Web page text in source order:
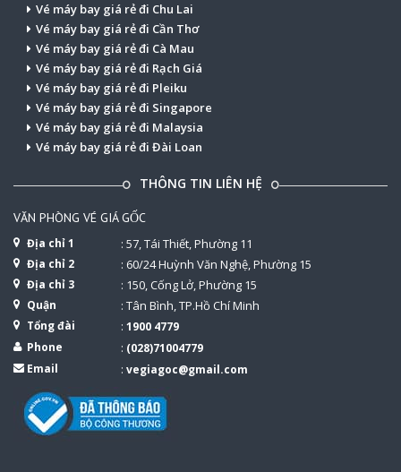
Vé máy bay giá rẻ đi Chu Lai
Vé máy bay giá rẻ đi Cần Thơ
Vé máy bay giá rẻ đi Cà Mau
Vé máy bay giá rẻ đi Rạch Giá
Vé máy bay giá rẻ đi Pleiku
Vé máy bay giá rẻ đi Singapore
Vé máy bay giá rẻ đi Malaysia
Vé máy bay giá rẻ đi Đài Loan
THÔNG TIN LIÊN HỆ
VĂN PHÒNG VÉ GIÁ GỐC
Địa chỉ 1 : 57, Tái Thiết, Phường 11
Địa chỉ 2 : 60/24 Huỳnh Văn Nghệ, Phường 15
Địa chỉ 3 : 150, Cống Lở, Phường 15
Quận : Tân Bình, TP.Hồ Chí Minh
Tổng đài : 1900 4779
Phone
: (028)71004779
Email
: vegiagoc@gmail.com